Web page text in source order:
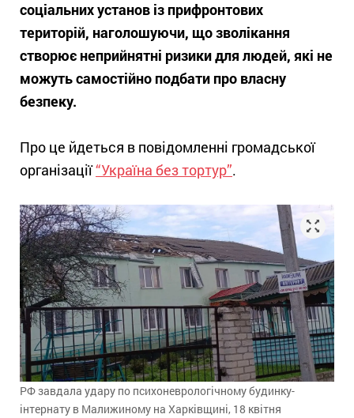
соціальних установ із прифронтових
територій, наголошуючи, що зволікання
створює неприйнятні ризики для людей, які не
можуть самостійно подбати про власну
безпеку.
Про це йдеться в повідомленні громадської
організації“Україна без тортур”.
РФ завдала удару по психоневрологічному будинку-
інтернату в Малижиному на Харківщині, 18 квітня